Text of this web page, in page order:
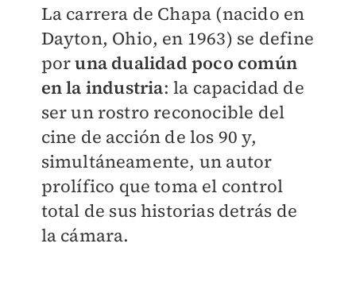
La carrera de Chapa (nacido en
Dayton, Ohio, en 1963) se define
poruna dualidad poco común
en la industria: la capacidad de
ser un rostro reconocible del
cine de acción de los 90 y,
simultáneamente, un autor
prolífico que toma el control
total de sus historias detrás de
la cámara.